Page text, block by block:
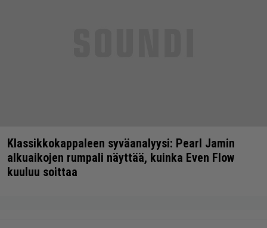
Klassikkokappaleen syväanalyysi: Pearl Jamin
alkuaikojen rumpali näyttää, kuinka Even Flow
kuuluu soittaa